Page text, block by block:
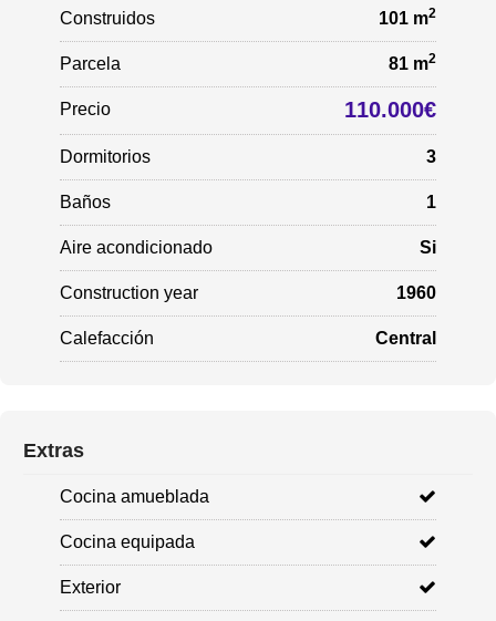
Construidos 101 m2
Parcela 81 m2
Precio 110.000€
Dormitorios 3
Baños 1
Aire acondicionado Si
Construction year 1960
Calefacción Central
Extras
Cocina amueblada
Cocina equipada
Exterior